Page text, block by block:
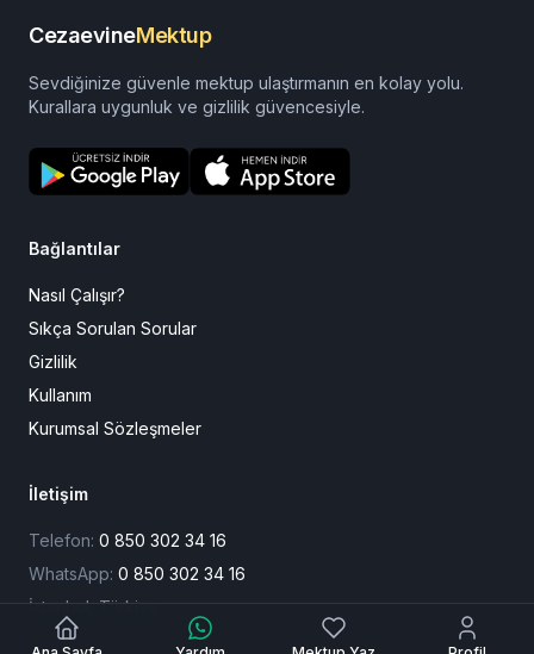
CezaevineMektup
Sevdiğinize güvenle mektup ulaştırmanın en kolay yolu.
Kurallara uygunluk ve gizlilik güvencesiyle.
Bağlantılar
Nasıl Çalışır?
Sıkça Sorulan Sorular
Gizlilik
Kullanım
Kurumsal Sözleşmeler
İletişim
Telefon: 0 850 302 34 16
WhatsApp: 0 850 302 34 16
İstanbul, Türkiye